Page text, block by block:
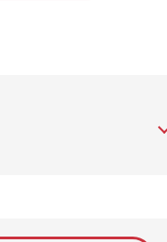
用者層にとって特に関心の